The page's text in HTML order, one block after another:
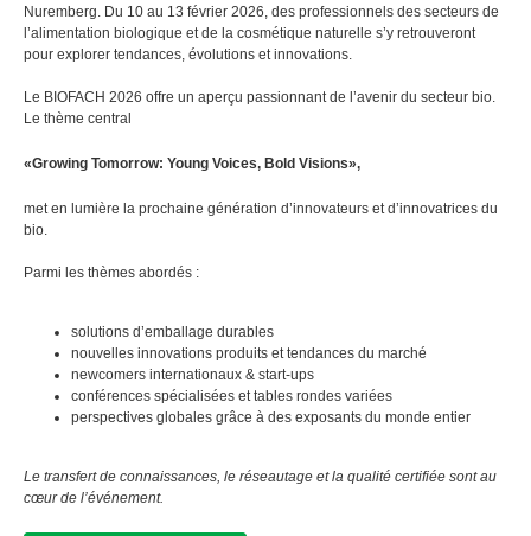
Nuremberg. Du 10 au 13 février 2026, des professionnels des secteurs de
l’alimentation biologique et de la cosmétique naturelle s’y retrouveront
pour explorer tendances, évolutions et innovations.
Le BIOFACH 2026 offre un aperçu passionnant de l’avenir du secteur bio.
Le thème central
«Growing Tomorrow: Young Voices, Bold Visions»,
met en lumière la prochaine génération d’innovateurs et d’innovatrices du
bio.
Parmi les thèmes abordés :
solutions d’emballage durables
nouvelles innovations produits et tendances du marché
newcomers internationaux & start-ups
conférences spécialisées et tables rondes variées
perspectives globales grâce à des exposants du monde entier
Le transfert de connaissances, le réseautage et la qualité certifiée sont au
cœur de l’événement.